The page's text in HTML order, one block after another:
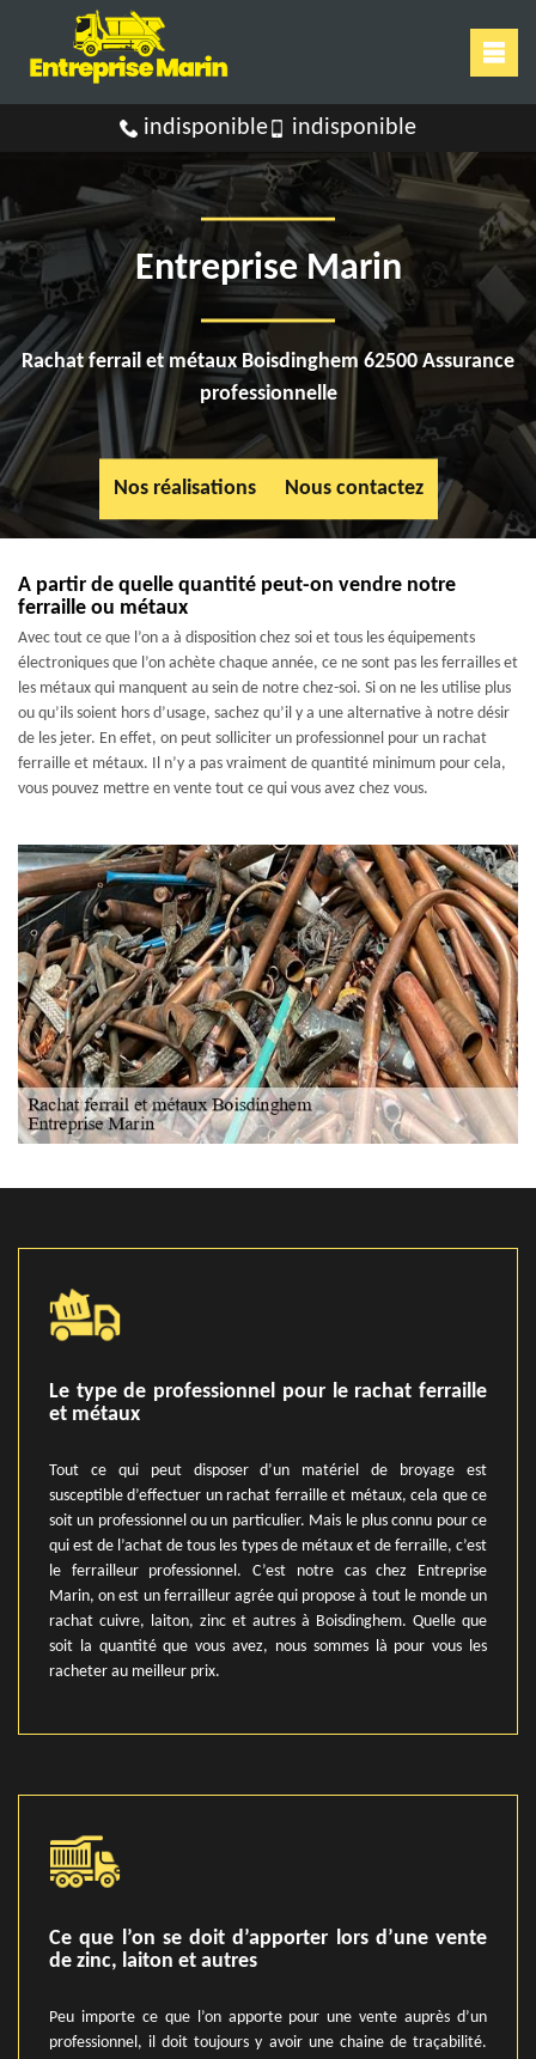
indisponible indisponible
Entreprise Marin
Rachat ferrail et métaux Boisdinghem 62500 Assurance
professionnelle
Nos réalisations Nous contactez
A partir de quelle quantité peut-on vendre notre
ferraille ou métaux
Avec tout ce que l’on a à disposition chez soi et tous les équipements
électroniques que l’on achète chaque année, ce ne sont pas les ferrailles et
les métaux qui manquent au sein de notre chez-soi. Si on ne les utilise plus
ou qu’ils soient hors d’usage, sachez qu’il y a une alternative à notre désir
de les jeter. En effet, on peut solliciter un professionnel pour un rachat
ferraille et métaux. Il n’y a pas vraiment de quantité minimum pour cela,
vous pouvez mettre en vente tout ce qui vous avez chez vous.
Le type de professionnel pour le rachat ferraille
et métaux
Tout ce qui peut disposer d’un matériel de broyage est
susceptible d’effectuer un rachat ferraille et métaux, cela que ce
soit un professionnel ou un particulier. Mais le plus connu pour ce
qui est de l’achat de tous les types de métaux et de ferraille, c’est
le ferrailleur professionnel. C’est notre cas chez Entreprise
Marin, on est un ferrailleur agrée qui propose à tout le monde un
rachat cuivre, laiton, zinc et autres à Boisdinghem. Quelle que
soit la quantité que vous avez, nous sommes là pour vous les
racheter au meilleur prix.
Ce que l’on se doit d’apporter lors d’une vente
de zinc, laiton et autres
Peu importe ce que l’on apporte pour une vente auprès d’un
professionnel, il doit toujours y avoir une chaine de traçabilité.